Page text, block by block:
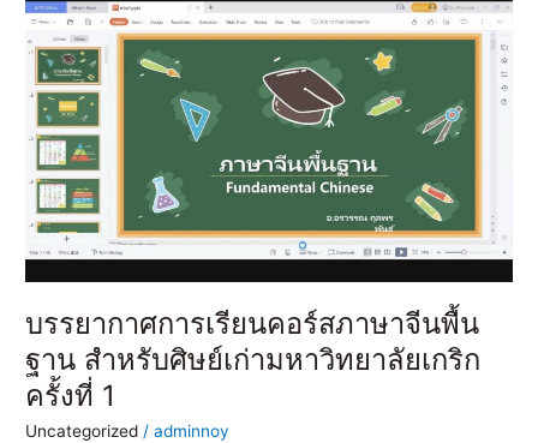
บรรยากาศการเรียนคอร์สภาษาจีนพื้น
ฐาน สำหรับศิษย์เก่ามหาวิทยาลัยเกริก
ครั้งที่ 1
Uncategorized /adminnoy
การ
เรียน
คอร์ส
ภาษา
จีน
พื้น
ฐาน
สำหรับ
ศิษย์
เก่า
มหาวิทยาลัย
ครั้ง
ที่
1